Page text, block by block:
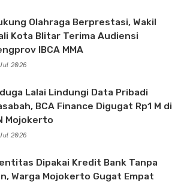
Olahraga Berprestasi, Wakil
Kota Blitar Terima Audiensi
IBCA MMA
2026
Lalai Lindungi Data Pribadi
BCA Finance Digugat Rp1 M di
Mojokerto
2026
Dipakai Kredit Bank Tanpa
Warga Mojokerto Gugat Empat